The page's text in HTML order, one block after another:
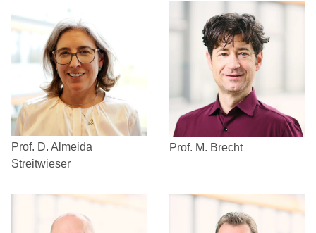
Prof. D. Almeida
Streitwieser
Prof. M. Brecht